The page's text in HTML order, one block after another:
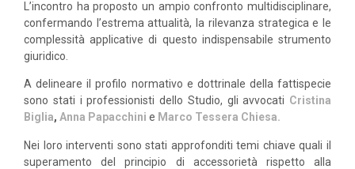
L’incontro ha proposto un ampio confronto multidisciplinare,
confermando l’estrema attualità, la rilevanza strategica e le
complessità applicative di questo indispensabile strumento
giuridico.
A delineare il profilo normativo e dottrinale della fattispecie
sono stati i professionisti dello Studio, gli avvocati Cristina
Biglia, Anna Papacchini e Marco Tessera Chiesa.
Nei loro interventi sono stati approfonditi temi chiave quali il
superamento del principio di accessorietà rispetto alla